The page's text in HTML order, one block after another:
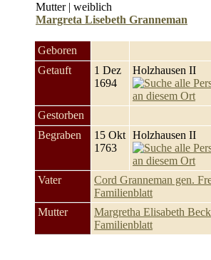
Mutter | weiblich
Margreta Lisebeth Granneman
Geboren
Getauft
1 Dez
1694
Holzhausen II
Gestorben
Begraben
15 Okt
1763
Holzhausen II
Vater Cord Granneman gen.
Familienblatt
Mutter
Margretha Elisabeth
Familienblatt